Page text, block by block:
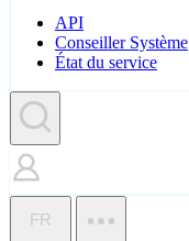
API
Conseiller Système
État du service
FR